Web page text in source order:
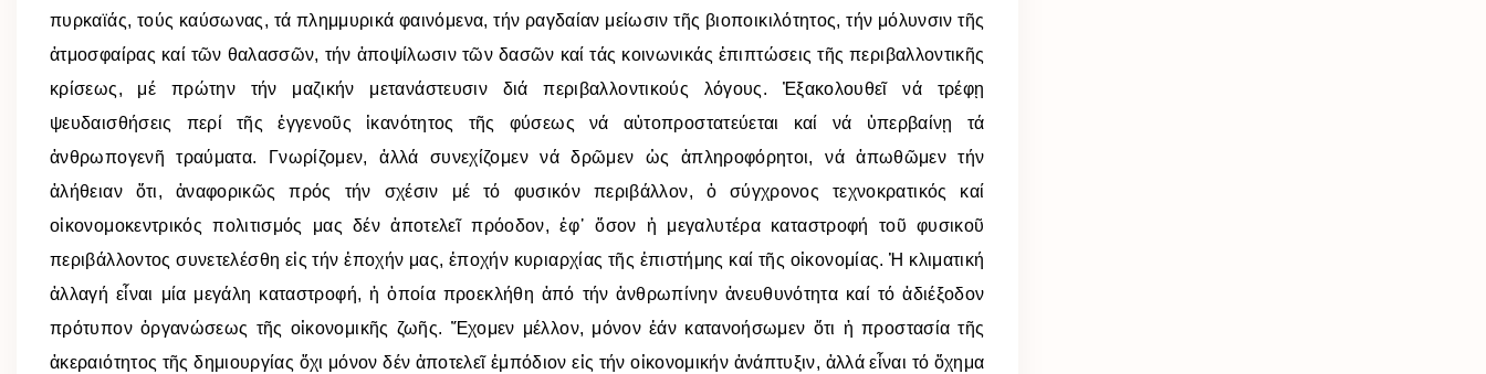
πυρκαϊάς, τούς καύσωνας, τά πλημμυρικά φαινόμενα, τήν ραγδαίαν μείωσιν τῆς βιοποικιλότητος, τήν μόλυνσιν τῆς
ἀτμοσφαίρας καί τῶν θαλασσῶν, τήν ἀποψίλωσιν τῶν δασῶν καί τάς κοινωνικάς ἐπιπτώσεις τῆς περιβαλλοντικῆς
κρίσεως, μέ πρώτην τήν μαζικήν μετανάστευσιν διά περιβαλλοντικούς λόγους. Ἐξακολουθεῖ νά τρέφῃ
ψευδαισθήσεις περί τῆς ἐγγενοῦς ἱκανότητος τῆς φύσεως νά αὐτοπροστατεύεται καί νά ὑπερβαίνῃ τά
ἀνθρωπογενῆ τραύματα. Γνωρίζομεν, ἀλλά συνεχίζομεν νά δρῶμεν ὡς ἀπληροφόρητοι, νά ἀπωθῶμεν τήν
ἀλήθειαν ὅτι, ἀναφορικῶς πρός τήν σχέσιν μέ τό φυσικόν περιβάλλον, ὁ σύγχρονος τεχνοκρατικός καί
οἰκονομοκεντρικός πολιτισμός μας δέν ἀποτελεῖ πρόοδον, ἐφ᾿ ὅσον ἡ μεγαλυτέρα καταστροφή τοῦ φυσικοῦ
περιβάλλοντος συνετελέσθη εἰς τήν ἐποχήν μας, ἐποχήν κυριαρχίας τῆς ἐπιστήμης καί τῆς οἰκονομίας. Ἡ κλιματική
ἀλλαγή εἶναι μία μεγάλη καταστροφή, ἡ ὁποία προεκλήθη ἀπό τήν ἀνθρωπίνην ἀνευθυνότητα καί τό ἀδιέξοδον
πρότυπον ὀργανώσεως τῆς οἰκονομικῆς ζωῆς. Ἔχομεν μέλλον, μόνον ἐάν κατανοήσωμεν ὅτι ἡ προστασία τῆς
ἀκεραιότητος τῆς δημιουργίας ὄχι μόνον δέν ἀποτελεῖ ἐμπόδιον εἰς τήν οἰκονομικήν ἀνάπτυξιν, ἀλλά εἶναι τό ὄχημα